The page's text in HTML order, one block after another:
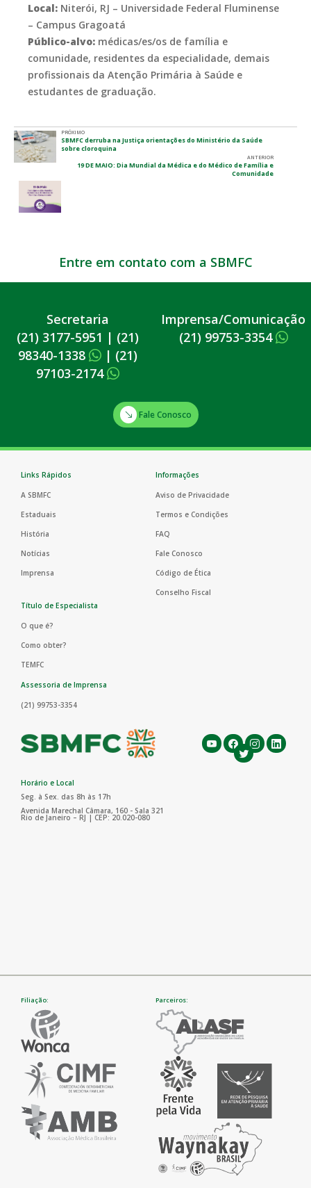
Local: Niterói, RJ – Universidade Federal Fluminense
– Campus Gragoatá
Público-alvo: médicas/es/os de família e
comunidade, residentes da especialidade, demais
profissionais da Atenção Primária à Saúde e
estudantes de graduação.
PRÓXIMO
SBMFC derruba na Justiça orientações do Ministério da Saúde
sobre cloroquina
ANTERIOR
19 DE MAIO: Dia Mundial da Médica e do Médico de Família e
Comunidade
Entre em contato com a SBMFC
Secretaria
(21) 3177-5951 | (21)
98340-1338
| (21)
97103-2174
Imprensa/Comunicação
(21) 99753-3354
Fale Conosco
Links Rápidos
A SBMFC
Estaduais
História
Notícias
Imprensa
Informações
Aviso de Privacidade
Termos e Condições
FAQ
Fale Conosco
Código de Ética
Conselho Fiscal
Título de Especialista
O que é?
Como obter?
TEMFC
Assessoria de Imprensa
(21) 99753-3354
Horário e Local
Seg. à Sex. das 8h às 17h
Avenida Marechal Câmara, 160 - Sala 321
Rio de Janeiro – RJ | CEP: 20.020-080
Filiação: Parceiros: